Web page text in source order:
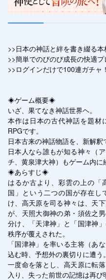
>>日本の神話と絆を書き綴る本
>>簡単でのびのび成長の快適プ
>>ログインだけで100連ガチャ
◈ゲーム概要◈
いざ、果てなき神話世界ヘ。
本作は日本の古代神話を題材
RPGです。
日本古来の神話物語を、新解釈
日本人なら誰もが知る神々（
チ、黄泉津大神）もゲーム内に
◈あらすじ◈
はるか古より、彩雲の上の「
国」という二つの国が存在し
け、高天原を司る神々は、天
が、天照大御神の弟・須佐之
分け、「天津神」と「国津神
秩序が覆えされた。
「国津神」を率いる主将（あ
込む時、予想外の裏切りに遭う。
一度命を落とし、高天原に転
入り、失った前世の記憶は再